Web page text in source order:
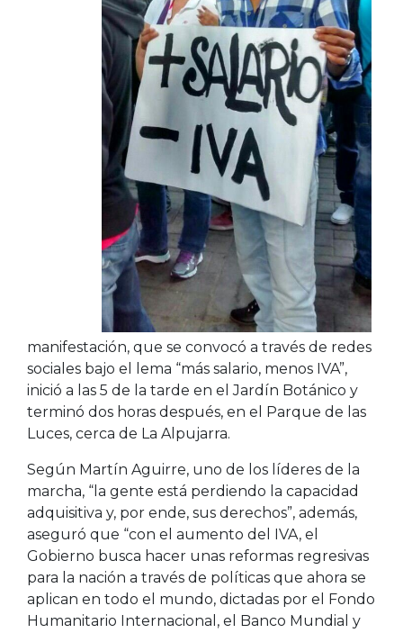
manifestación, que se convocó a través de redes
sociales bajo el lema “más salario, menos IVA”,
inició a las 5 de la tarde en el Jardín Botánico y
terminó dos horas después, en el Parque de las
Luces, cerca de La Alpujarra.
Según Martín Aguirre, uno de los líderes de la
marcha, “la gente está perdiendo la capacidad
adquisitiva y, por ende, sus derechos”, además,
aseguró que “con el aumento del IVA, el
Gobierno busca hacer unas reformas regresivas
para la nación a través de políticas que ahora se
aplican en todo el mundo, dictadas por el Fondo
Humanitario Internacional, el Banco Mundial y